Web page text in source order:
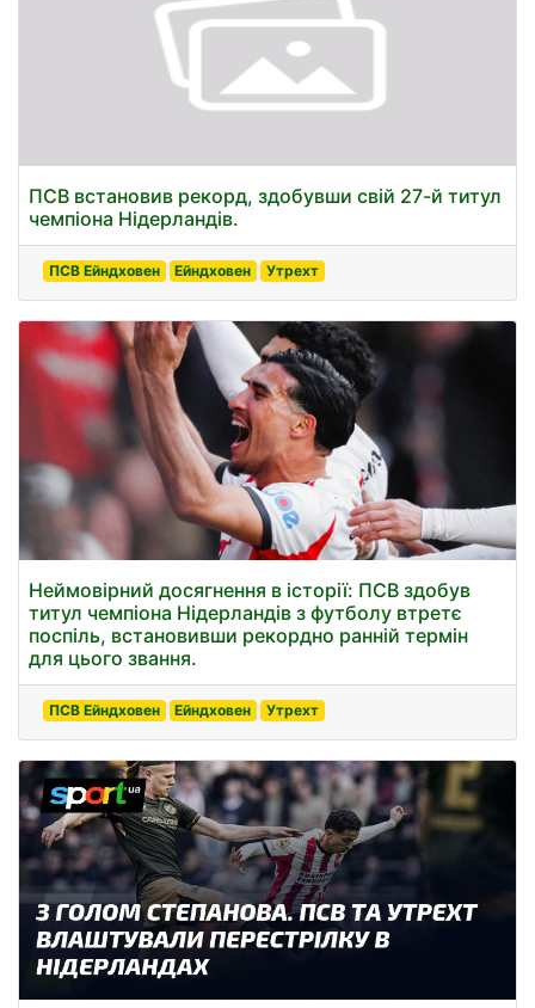
ПСВ встановив рекорд, здобувши свій 27-й титул
чемпіона Нідерландів.
ПСВ Ейндховен Ейндховен Утрехт
Неймовірний досягнення в історії: ПСВ здобув
титул чемпіона Нідерландів з футболу втретє
поспіль, встановивши рекордно ранній термін
для цього звання.
ПСВ Ейндховен Ейндховен Утрехт